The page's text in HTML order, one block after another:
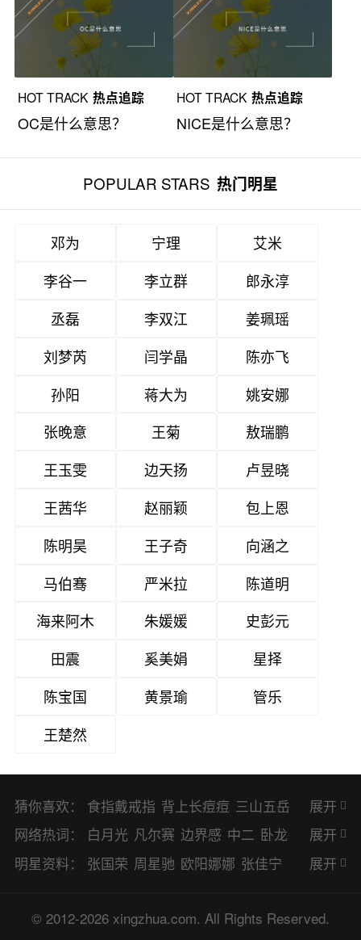
HOT TRACK 热点追踪
OC是什么意思？
HOT TRACK 热点追踪
NICE是什么意思？
POPULAR STARS 热门明星
邓为 宁理
艾米
李谷一
李立群
郎永淳
丞磊
李双江
姜珮瑶
刘梦芮
闫学晶
陈亦飞
孙阳
蒋大为
姚安娜
张晚意
王菊
敖瑞鹏
王玉雯
边天扬
卢昱晓
王茜华
赵丽颖
包上恩
陈明昊
王子奇
向涵之
马伯骞
严米拉
陈道明
海来阿木
朱媛媛
史彭元
田震
奚美娟
星择
陈宝国
黄景瑜
管乐
王楚然
猜你喜欢： 食指戴戒指 背上长痘痘 三山五岳
避暑胜地
展开
网络热词：
白月光 凡尔赛 边界感 中二 卧龙
凤雏 二次元 KPI EMO CP BUG
胺 SP OC HOLD OEM BP 猎奇
展开
明星资料：
张国荣 周星驰 欧阳娜娜 张佳宁
谭松韵 唐嫣 童瑶 宋茜 孙俪 倪
展开
© 2012-2026 xingzhua.com. All Rights Reserved.